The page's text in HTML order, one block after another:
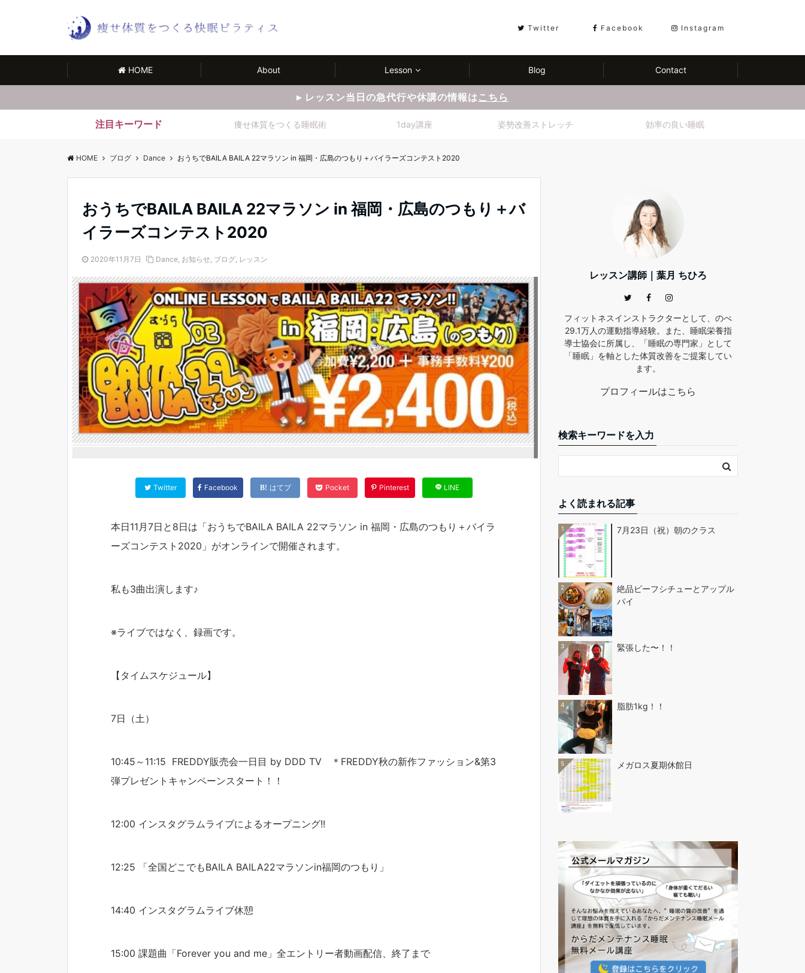
Twitter Facebook Instagram
HOME About Lesson Blog Contact
▸ レッスン当日の急代行や休講の情報はこちら
注目キーワード 痩せ体質をつくる睡眠術 1day講座 姿勢改善ストレッチ 効率の良い睡眠
HOME ブログ Dance おうちでBAILA BAILA 22マラソン in 福岡・広島のつもり＋バイラーズコンテスト2020
おうちでBAILA BAILA 22マラソン in 福岡・広島のつもり＋バ
イラーズコンテスト2020
2020年11月7日 Dance, お知らせ, ブログ, レッスン
Twitter Facebook はてブ Pocket Pinterest LINE
本日11月7日と8日は「おうちでBAILA BAILA 22マラソン in 福岡・広島のつもり＋バイラ
ーズコンテスト2020」がオンラインで開催されます。
私も3曲出演します♪
※ライブではなく、録画です。
【タイムスケジュール】
7日（土）
10:45～11:15 FREDDY販売会一日目 by DDD TV ＊FREDDY秋の新作ファッション&第3
弾プレゼントキャンペーンスタート！！
12:00 インスタグラムライブによるオープニング!!
12:25 「全国どこでもBAILA BAILA22マラソンin福岡のつもり」
14:40 インスタグラムライブ休憩
15:00 課題曲「Forever you and me」全エントリー者動画配信、終了まで
レッスン講師｜葉月 ちひろ
フィットネスインストラクターとして、のべ
29.1万人の運動指導経験。また、睡眠栄養指
導士協会に所属し、「睡眠の専門家」として
「睡眠」を軸とした体質改善をご提案してい
ます。
プロフィールはこちら
検索キーワードを入力
よく読まれる記事
1 7月23日（祝）朝のクラス
2
絶品ビーフシチューとアップル
パイ
3 緊張した〜！！
4 脂肪1kg！！
5 メガロス夏期休館日